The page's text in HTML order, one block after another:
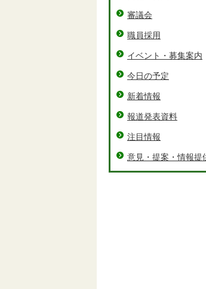
審議会
職員採用
イベント・募集案内
今日の予定
新着情報
報道発表資料
注目情報
意見・提案・情報提